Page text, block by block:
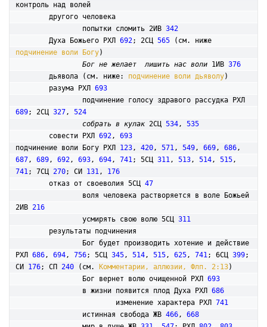
контроль над волей
		попытки сломить 2ИВ
342
	Духа Божьего РХЛ
692; 2СЦ 565
подчинение воли Богу)
Бог не желает  лишить нас воли 1ИВ 376
	дьявола (см. ниже:
подчинение воли дьяволу)
	разума РХЛ
693
689; 2СЦ 327, 524
собрать в кулак 2СЦ 534, 535
	совести РХЛ
692, 693
подчинение воли Богу РХЛ 123, 420, 571, 549, 669, 686
687, 689, 692, 693, 694, 741; 5СЦ 311, 513, 514, 515
741; 7СЦ 270; СИ 131, 176
	отказ от своеволия 5СЦ
47
2ИВ 216
		усмирять свою волю 5СЦ
311
РХЛ 686, 694, 756; 5СЦ 345, 514, 515, 625, 741; 6СЦ 399;
СИ 176; СП 240 (см. Комментарии, аллюзии, Флп. 2:13)
		Бог вернет волю очищенной РХЛ
693
		в жизни появится плод Духа РХЛ
686
			изменение характера РХЛ
741
		истинная свобода ЖВ
466, 668